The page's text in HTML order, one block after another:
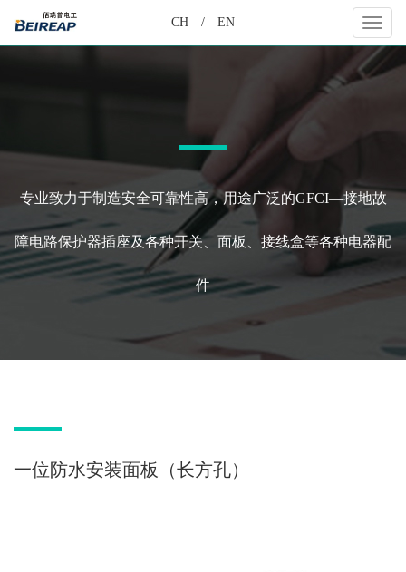
CH / EN
切
换
导
航
专业致力于制造安全可靠性高，用途广泛的GFCI—接地故
障电路保护器插座及各种开关、面板、接线盒等各种电器配
件
一位防水安装面板（长方孔）